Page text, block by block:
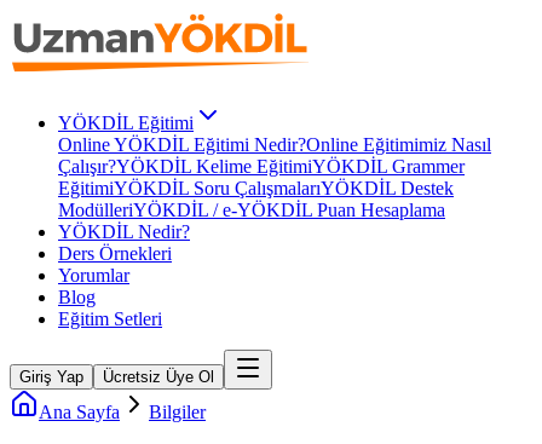
YÖKDİL Eğitimi
Online YÖKDİL Eğitimi Nedir?Online Eğitimimiz Nasıl
Çalışır?YÖKDİL Kelime EğitimiYÖKDİL Grammer
EğitimiYÖKDİL Soru ÇalışmalarıYÖKDİL Destek
ModülleriYÖKDİL / e-YÖKDİL Puan Hesaplama
YÖKDİL Nedir?
Ders Örnekleri
Yorumlar
Blog
Eğitim Setleri
Giriş Yap Ücretsiz Üye Ol
Ana Sayfa Bilgiler